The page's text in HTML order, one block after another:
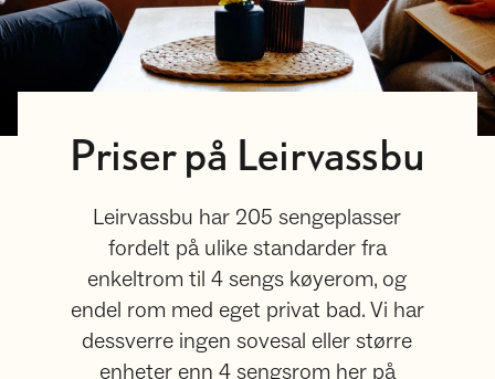
Priser på Leirvassbu
Leirvassbu har 205 sengeplasser
fordelt på ulike standarder fra
enkeltrom til 4 sengs køyerom, og
endel rom med eget privat bad. Vi har
dessverre ingen sovesal eller større
enheter enn 4 sengsrom her på